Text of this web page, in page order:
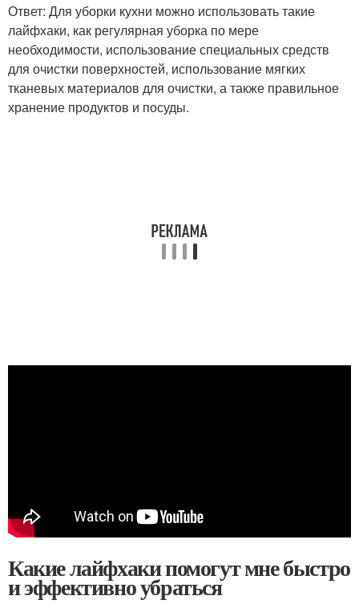
Ответ: Для уборки кухни можно использовать такие
лайфхаки, как регулярная уборка по мере
необходимости, использование специальных средств
для очистки поверхностей, использование мягких
тканевых материалов для очистки, а также правильное
хранение продуктов и посуды.
Какие лайфхаки помогут мне быстро
и эффективно убраться